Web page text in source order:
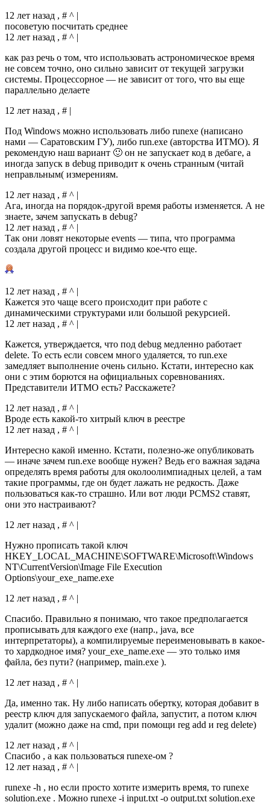
12 лет назад , # ^ |
посоветую посчитать среднее
12 лет назад , # ^ |
как раз речь о том, что использовать астрономическое время
не совсем точно, оно сильно зависит от текущей загрузки
системы. Процессорное — не зависит от того, что вы еще
параллельно делаете
12 лет назад , # |
Под Windows можно использовать либо runexe (написано
нами — Саратовским ГУ), либо run.exe (авторства ИТМО). Я
рекомендую наш вариант 🙂 он не запускает код в дебаге, а
иногда запуск в debug приводит к очень странным (читай
неправльным( измерениям.
12 лет назад , # ^ |
Ага, иногда на порядок-другой время работы изменяется. А не
знаете, зачем запускать в debug?
12 лет назад , # ^ |
Так они ловят некоторые events — типа, что программа
создала другой процесс и видимо кое-что еще.
12 лет назад , # ^ |
Кажется это чаще всего происходит при работе с
динамическими структурами или большой рекурсией.
12 лет назад , # ^ |
Кажется, утверждается, что под debug медленно работает
delete. То есть если совсем много удаляется, то run.exe
замедляет выполнение очень сильно. Кстати, интересно как
они с этим борются на официальных соревнованиях.
Представители ИТМО есть? Расскажете?
12 лет назад , # ^ |
Вроде есть какой-то хитрый ключ в реестре
12 лет назад , # ^ |
Интересно какой именно. Кстати, полезно-же опубликовать
— иначе зачем run.exe вообще нужен? Ведь его важная задача
определять время работы для околоолимпиадных целей, а там
такие программы, где он будет лажать не редкость. Даже
пользоваться как-то страшно. Или вот люди PCMS2 ставят,
они это настраивают?
12 лет назад , # ^ |
Нужно прописать такой ключ
HKEY_LOCAL_MACHINE\SOFTWARE\Microsoft\Windows
NT\CurrentVersion\Image File Execution
Options\your_exe_name.exe
12 лет назад , # ^ |
Спасибо. Правильно я понимаю, что такое предполагается
прописывать для каждого exe (напр., java, все
интерпретаторы), а компилируемые переименовывать в какое-
то хардкодное имя? your_exe_name.exe — это только имя
файла, без пути? (например, main.exe ).
12 лет назад , # ^ |
Да, именно так. Ну либо написать обертку, которая добавит в
реестр ключ для запускаемого файла, запустит, а потом ключ
удалит (можно даже на cmd, при помощи reg add и reg delete)
12 лет назад , # ^ |
Спасибо , a как пользоваться runexe-ом ?
12 лет назад , # ^ |
runexe -h , но если просто хотите измерить время, то runexe
solution.exe . Можно runexe -i input.txt -o output.txt solution.exe